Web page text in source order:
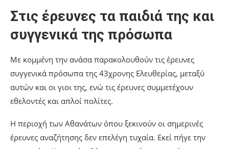
Στις έρευνες τα παιδιά της και
συγγενικά της πρόσωπα
Με κομμένη την ανάσα παρακολουθούν τις έρευνες
συγγενικά πρόσωπα της 43χρονης Ελευθερίας, μεταξύ
αυτών και οι γιοι της, ενώ τις έρευνες συμμετέχουν
εθελοντές και απλοί πολίτες.
Η περιοχή των Αθανάτων όπου ξεκινούν οι σημερινές
έρευνες αναζήτησης δεν επελέγη τυχαία. Εκεί πήγε την